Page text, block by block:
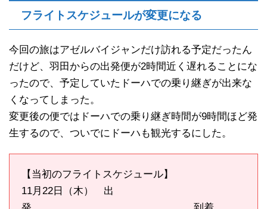
フライトスケジュールが変更になる
今回の旅はアゼルバイジャンだけ訪れる予定だったん
だけど、羽田からの出発便が2時間近く遅れることにな
ったので、予定していたドーハでの乗り継ぎが出来な
くなってしまった。
変更後の便ではドーハでの乗り継ぎ時間が9時間ほど発
生するので、ついでにドーハも観光するにした。
【当初のフライトスケジュール】
11月22日（木） 出